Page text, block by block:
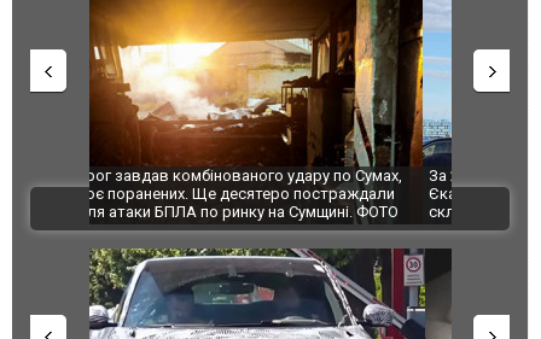
За 2000 кілометрів від кордону з Україною: в
Єкатеринбурзі після атаки дронів загорівся
склад Wildberries. ФОТО. ВІДЕО
"Мої
ВІДЕО